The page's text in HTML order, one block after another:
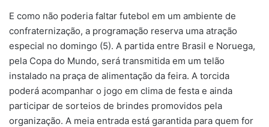
E como não poderia faltar futebol em um ambiente de
confraternização, a programação reserva uma atração
especial no domingo (5). A partida entre Brasil e Noruega,
pela Copa do Mundo, será transmitida em um telão
instalado na praça de alimentação da feira. A torcida
poderá acompanhar o jogo em clima de festa e ainda
participar de sorteios de brindes promovidos pela
organização. A meia entrada está garantida para quem for